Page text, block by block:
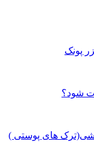
پونک
شود؟
های پوستی )